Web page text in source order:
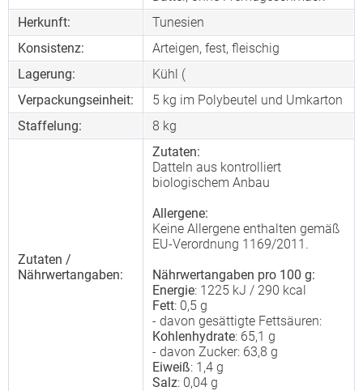
Herkunft:
Tunesien
Konsistenz:
Arteigen, fest, fleischig
Lagerung:
Kühl (
Verpackungseinheit:
5 kg im Polybeutel und Umkarton
Staffelung:
8 kg
Zutaten /
Nährwertangaben:
Zutaten:
Datteln aus kontrolliert
biologischem Anbau
Allergene:
Keine Allergene enthalten gemäß
EU-Verordnung 1169/2011.
Nährwertangaben pro 100 g:
Energie: 1225 kJ / 290 kcal
Fett: 0,5 g
- davon gesättigte Fettsäuren:
Kohlenhydrate: 65,1 g
- davon Zucker: 63,8 g
Eiweiß: 1,4 g
Salz: 0,04 g